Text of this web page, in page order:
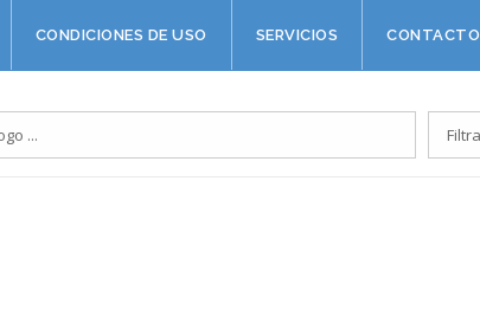
CONDICIONES DE USO SERVICIOS CONTACTO